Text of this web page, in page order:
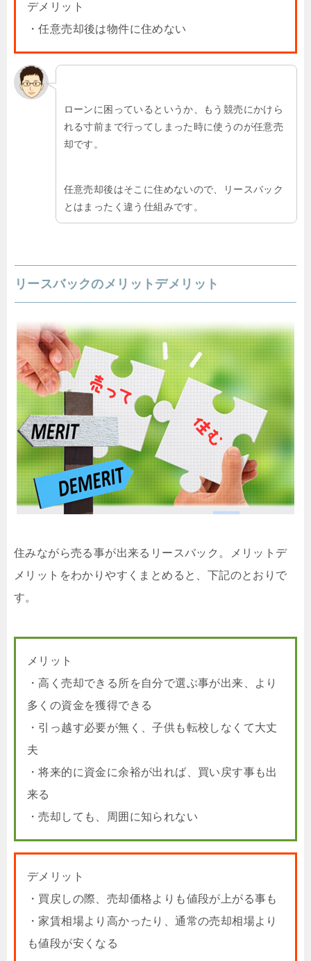
デメリット
・任意売却後は物件に住めない
ローンに困っているというか、もう競売にかけら
れる寸前まで行ってしまった時に使うのが任意売
却です。
任意売却後はそこに住めないので、リースバック
とはまったく違う仕組みです。
リースバックのメリットデメリット
住みながら売る事が出来るリースバック。メリットデ
メリットをわかりやすくまとめると、下記のとおりで
す。
メリット
・高く売却できる所を自分で選ぶ事が出来、より
多くの資金を獲得できる
・引っ越す必要が無く、子供も転校しなくて大丈
夫
・将来的に資金に余裕が出れば、買い戻す事も出
来る
・売却しても、周囲に知られない
デメリット
・買戻しの際、売却価格よりも値段が上がる事も
・家賃相場より高かったり、通常の売却相場より
も値段が安くなる